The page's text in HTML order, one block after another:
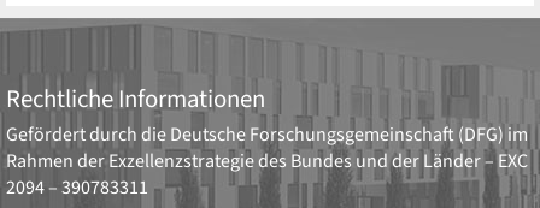
Rechtliche Informationen
Gefördert durch dieDeutsche Forschungsgemeinschaft (DFG) im
Rahmen der Exzellenzstrategie des Bundes und der Länder – EXC
2094 – 390783311